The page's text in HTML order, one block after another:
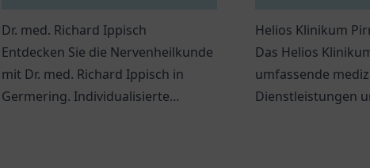
Dr. med. Richard Ippisch
Entdecken Sie die Nervenheilkunde
mit Dr. med. Richard Ippisch in
Germering. Individualisierte
Helios Klinikum
Das Helios
umfassende
Dienstleistungen